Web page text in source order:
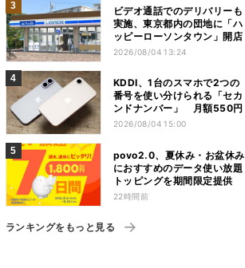
ビデオ通話でのデリバリーも
実施、東京都内の団地に「ハ
ッピーローソンタウン」開店
2026/08/04 13:24
KDDI、1台のスマホで2つの
番号を使い分けられる「セカ
ンドナンバー」 月額550円
2026/08/04 15:00
povo2.0、夏休み・お盆休み
におすすめのデータ使い放題
トッピングを期間限定提供
22時間前
ランキングをもっと見る